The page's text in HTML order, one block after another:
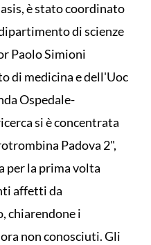
è stato coordinato
di scienze
Paolo Simioni
di medicina e dell'Uoc
Ospedale-
si è concentrata
Padova 2",
per la prima volta
affetti da
chiarendone i
non conosciuti. Gli